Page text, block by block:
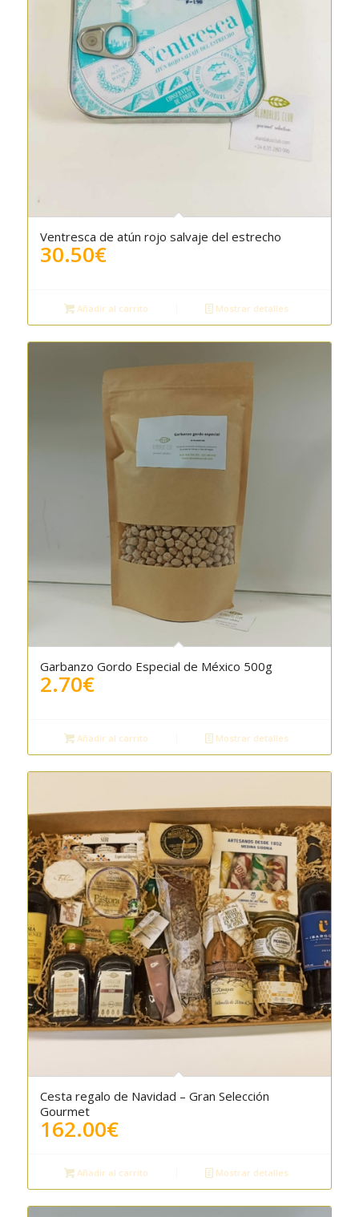
Ventresca de atún rojo salvaje del estrecho
30.50€
Añadir al carrito Mostrar detalles
Garbanzo Gordo Especial de México 500g
2.70€
Añadir al carrito Mostrar detalles
Cesta regalo de Navidad – Gran Selección
Gourmet
162.00€
Añadir al carrito Mostrar detalles